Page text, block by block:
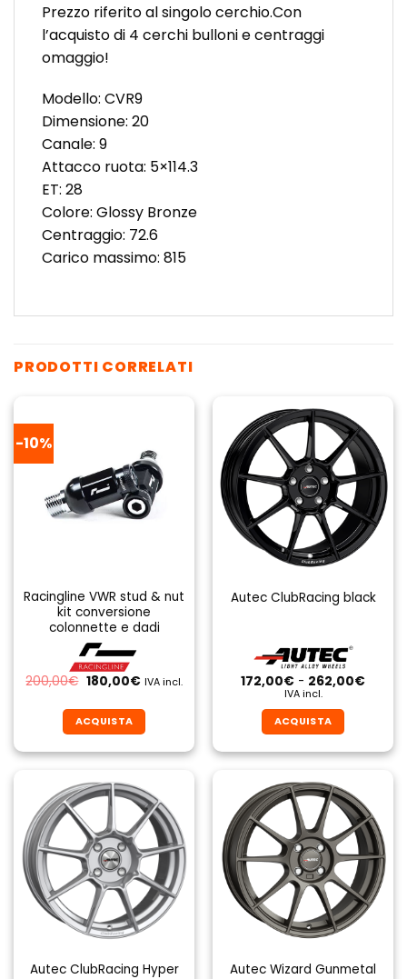
Prezzo riferito al singolo cerchio.Con
l’acquisto di 4 cerchi bulloni e centraggi
omaggio!
Modello: CVR9
Dimensione: 20
Canale: 9
Attacco ruota: 5×114.3
ET: 28
Colore: Glossy Bronze
Centraggio: 72.6
Carico massimo: 815
PRODOTTI CORRELATI
-10%
Racingline VWR stud & nut
kit conversione
colonnette e dadi
200,00€ Il
prezzo
era:
200,00€.
180,00€Il
è:
180,00€.
IVA incl.
ACQUISTA
prodotto
ha
più
varianti.
Le
opzioni
possono
essere
scelte
nella
del
Autec ClubRacing black
172,00€ - 262,00€Fascia
IVA incl.
ACQUISTA
prodotto
ha
più
varianti.
Le
opzioni
possono
essere
scelte
nella
del
Autec ClubRacing Hyper
Autec Wizard Gunmetal